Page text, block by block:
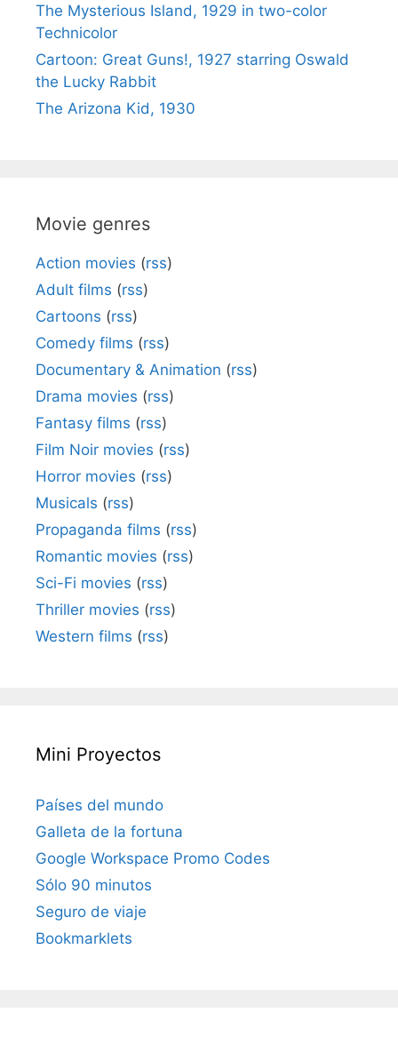
The Mysterious Island, 1929 in two-color
Technicolor
Cartoon: Great Guns!, 1927 starring Oswald
the Lucky Rabbit
The Arizona Kid, 1930
Movie genres
Action movies (rss)
Adult films (rss)
Cartoons (rss)
Comedy films (rss)
Documentary & Animation (rss)
Drama movies (rss)
Fantasy films (rss)
Film Noir movies (rss)
Horror movies (rss)
Musicals (rss)
Propaganda films (rss)
Romantic movies (rss)
Sci-Fi movies (rss)
Thriller movies (rss)
Western films (rss)
Mini Proyectos
Países del mundo
Galleta de la fortuna
Google Workspace Promo Codes
Sólo 90 minutos
Seguro de viaje
Bookmarklets